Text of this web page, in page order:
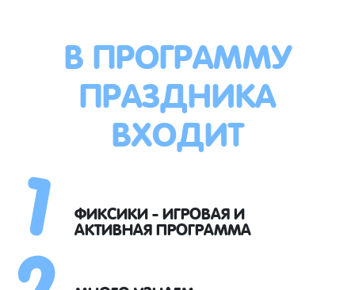
В ПРОГРАММУ
ПРАЗДНИКА
ВХОДИТ
ФИКСИКИ - ИГРОВАЯ И
АКТИВНАЯ ПРОГРАММА